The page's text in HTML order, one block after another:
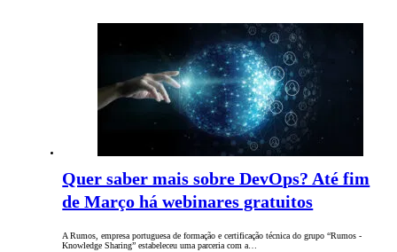
Quer saber mais sobre DevOps? Até fim
de Março há webinares gratuitos
A Rumos, empresa portuguesa de formação e certificação técnica do grupo “Rumos -
Knowledge Sharing” estabeleceu uma parceria com a…